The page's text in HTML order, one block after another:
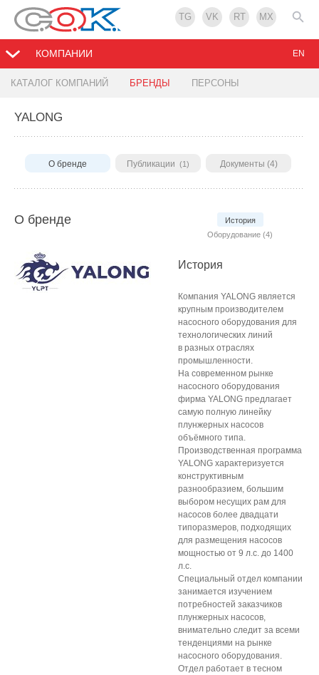
TG VK RT MX
КОМПАНИИ
КАТАЛОГ КОМПАНИЙ БРЕНДЫ ПЕРСОНЫ
EN
YALONG
О бренде Публикации (1) Документы (4)
О бренде
История
Оборудование (4)
История
Компания YALONG является
крупным производителем
насосного оборудования для
технологических линий
в разных отраслях
промышленности.
На современном рынке
насосного оборудования
фирма YALONG предлагает
самую полную линейку
плунжерных насосов
объёмного типа.
Производственная программа
YALONG характеризуется
конструктивным
разнообразием, большим
выбором несущих рам для
насосов более двадцати
типоразмеров, подходящих
для размещения насосов
мощностью от 9 л.с. до 1400
л.с.
Специальный отдел компании
занимается изучением
потребностей заказчиков
плунжерных насосов,
внимательно следит за всеми
тенденциями на рынке
насосного оборудования.
Отдел работает в тесном